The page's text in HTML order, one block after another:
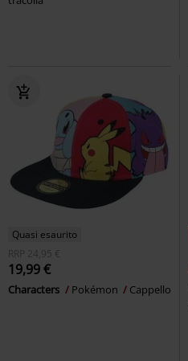
Quasi esaurito
RRP
24,95 €
19,99 €
Characters Pokémon Cappello